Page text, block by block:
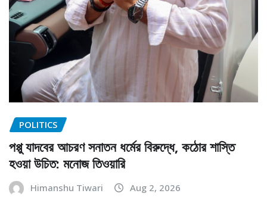
POLITICS
পপ্পু যাদবের আচরণ সনাতন ধর্মের বিরুদ্ধে, কঠোর শাস্তি
হওয়া উচিত: মনোজ তিওয়ারি
Himanshu Tiwari Aug 2, 2026